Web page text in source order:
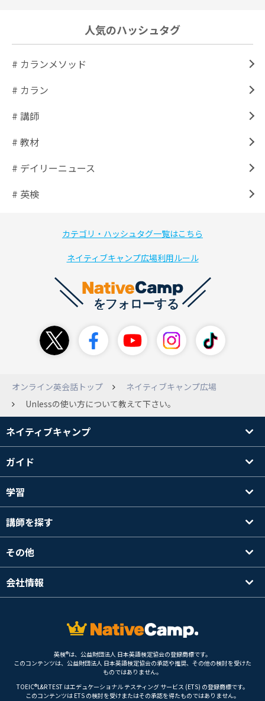
人気のハッシュタグ
# カランメソッド
# カラン
# 講師
# 教材
# デイリーニュース
# 英検
カテゴリ・ハッシュタグ一覧はこちら
ネイティブキャンプ広場利用ルール
オンライン英会話トップ
ネイティブキャンプ広場
Unlessの使い方について教えて下さい。
ネイティブキャンプ
ガイド
学習
講師を探す
その他
会社情報
英検®は、公益財団法人 日本英語検定協会の登録商標です。
このコンテンツは、公益財団法人 日本英語検定協会の承認や推奨、その他の検討を受けた
ものではありません。
TOEIC®L&R TEST はエデュケーショナル テスティング サービス (ETS) の登録商標です。
このコンテンツは ETS の検討を受けまたはその承認を得たものではありません。